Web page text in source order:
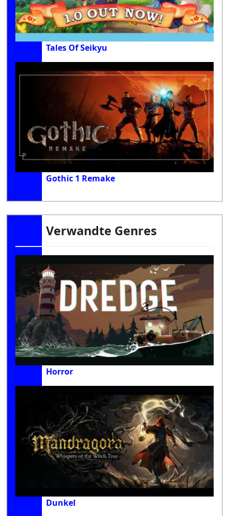
Tales Of Seikyu
Gothic 1 Remake
Verwandte Genres
Horror
Dunkel